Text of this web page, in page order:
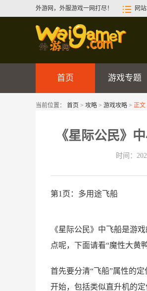
外游网，外服游戏一网打尽！ 网
首页 游戏专题
当前位置： 首页 > 攻略 > 游戏攻略 > 正文
《星际公民》
时间：
第1页：多用途飞船
《星际公民》中飞船是游
点呢，下面请看“魔性大黄
首先要分清“飞船”属性的
开始，包括类似直升机的